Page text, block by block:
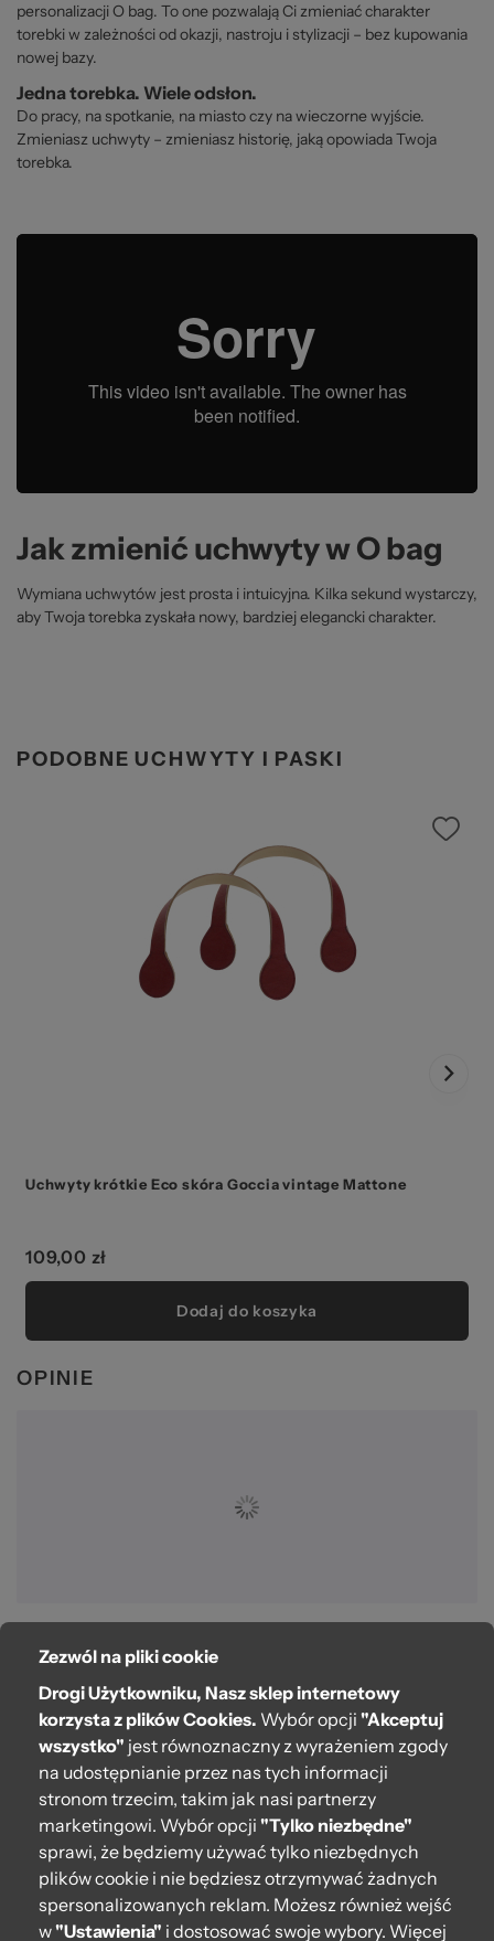
personalizacji O bag. To one pozwalają Ci zmieniać charakter
torebki w zależności od okazji, nastroju i stylizacji – bez kupowania
nowej bazy.
Jedna torebka. Wiele odsłon.
Do pracy, na spotkanie, na miasto czy na wieczorne wyjście.
Zmieniasz uchwyty – zmieniasz historię, jaką opowiada Twoja
torebka.
Jak zmienić uchwyty w O bag
Wymiana uchwytów jest prosta i intuicyjna. Kilka sekund wystarczy,
aby Twoja torebka zyskała nowy, bardziej elegancki charakter.
PODOBNE UCHWYTY I PASKI
Uchwyty krótkie Eco skóra Goccia vintage Mattone
109,00 zł
Dodaj do koszyka
OPINIE
O bag
Pomoc
Moje O bag
Kontakt
222 571 414
bok@obagstore.pl
WhatsApp O bag Polska
Zezwól na pliki cookie
Drogi Użytkowniku, Nasz sklep internetowy
korzysta z plików Cookies. Wybór opcji "Akceptuj
wszystko" jest równoznaczny z wyrażeniem zgody
na udostępnianie przez nas tych informacji
stronom trzecim, takim jak nasi partnerzy
marketingowi. Wybór opcji "Tylko niezbędne"
sprawi, że będziemy używać tylko niezbędnych
plików cookie i nie będziesz otrzymywać żadnych
spersonalizowanych reklam. Możesz również wejść
w"Ustawienia" i dostosować swoje wybory. Więcej